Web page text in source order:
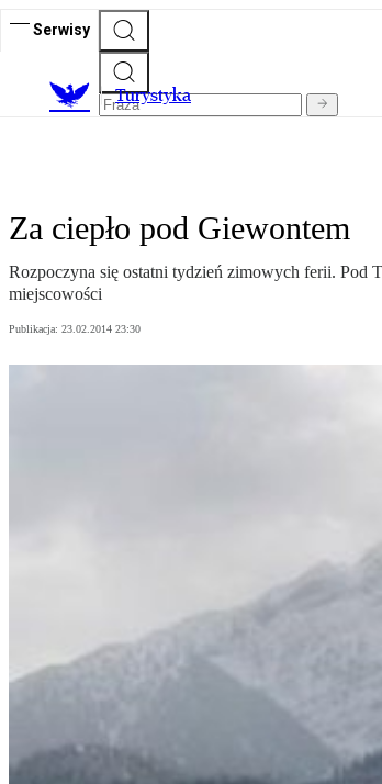
Serwisy
Turystyka
Za ciepło pod Giewontem
Rozpoczyna się ostatni tydzień zimowych ferii. Pod
miejscowości
Publikacja: 23.02.2014 23:30